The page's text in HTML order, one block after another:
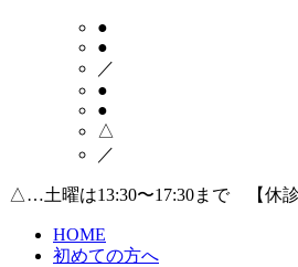
●
●
／
●
●
△
／
△…土曜は13:30〜17:30まで 【休診
HOME
初めての方へ